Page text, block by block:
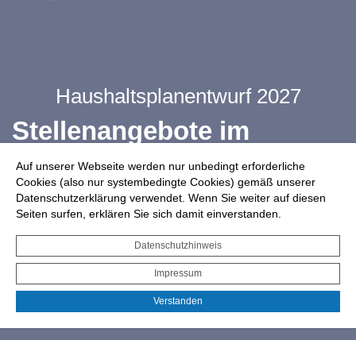
Auf unserer Webseite werden nur unbedingt erforderliche
Cookies (also nur systembedingte Cookies) gemäß unserer
Datenschutzerklärung verwendet. Wenn Sie weiter auf diesen
Seiten surfen, erklären Sie sich damit einverstanden.
Datenschutzhinweis
Impressum
Verstanden
Haushaltsplanentwurf 2027
Stellenangebote im
Ganztag
Infos zur Drohnennutzung
Starkregengefahrenkarte
Serviceportal für Bürger*innen
Interaktiver Haushalt